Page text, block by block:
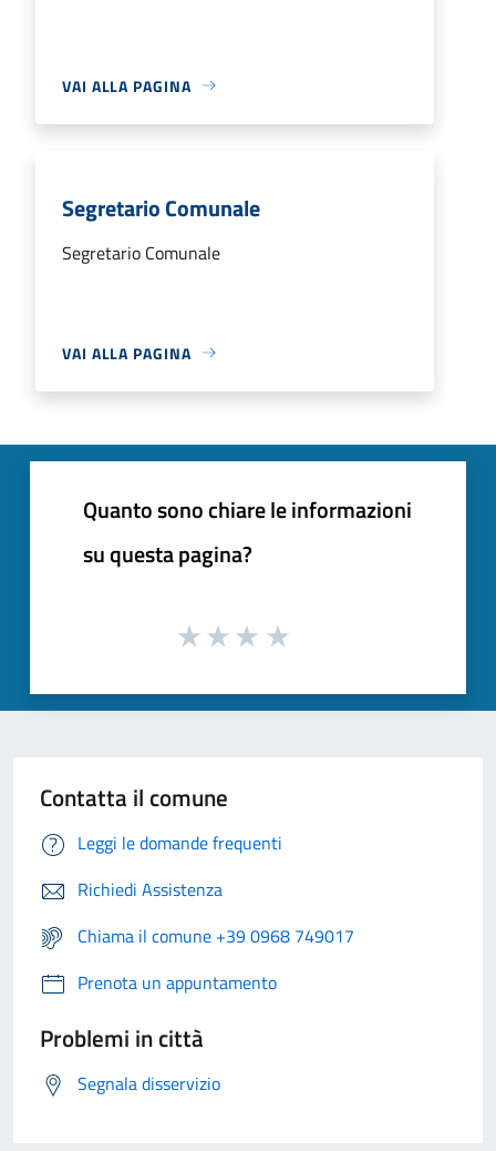
VAI ALLA PAGINA
Segretario Comunale
Segretario Comunale
VAI ALLA PAGINA
Quanto sono chiare le informazioni
su questa pagina?
Contatta il comune
Leggi le domande frequenti
Richiedi Assistenza
Chiama il comune +39 0968 749017
Prenota un appuntamento
Problemi in città
Segnala disservizio